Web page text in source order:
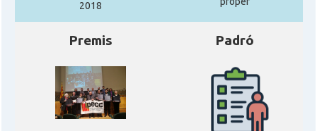
2018
Premis Padró